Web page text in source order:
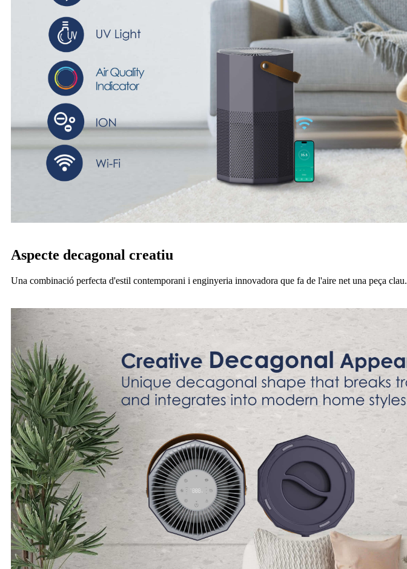
Aspecte decagonal creatiu
Una combinació perfecta d'estil contemporani i enginyeria innovadora que fa de l'aire net una peça clau.